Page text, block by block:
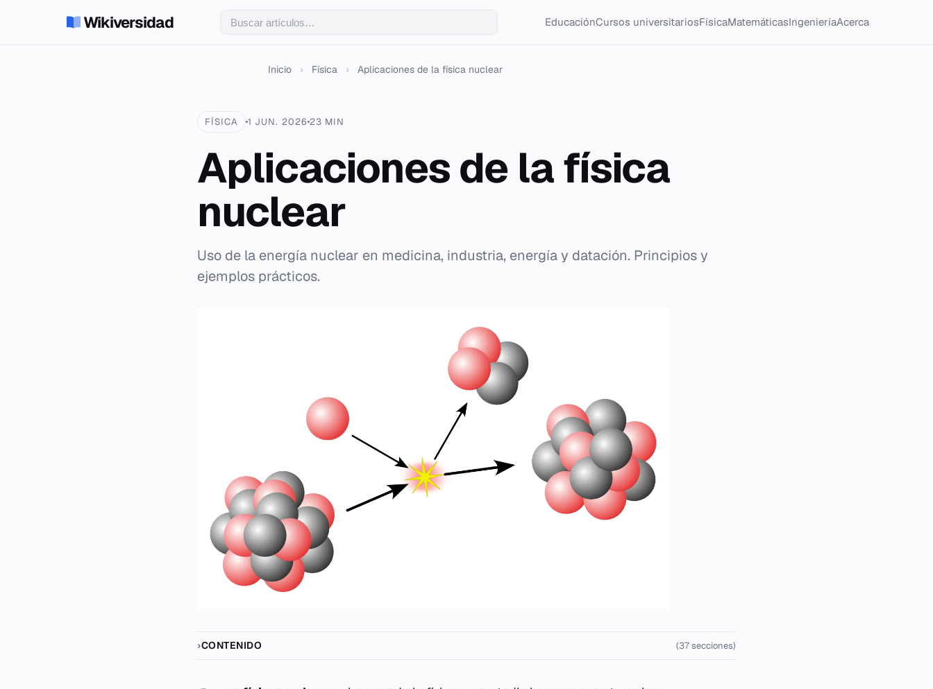
Wikiversidad EducaciónCursos universitariosFísicaMatemáticasIngenieríaAcerca
Inicio › Física › Aplicaciones de la física nuclear
FÍSICA 1 JUN. 2026 23 MIN
Aplicaciones de la física
nuclear
Uso de la energía nuclear en medicina, industria, energía y datación. Principios y
ejemplos prácticos.
CONTENIDO (37 secciones)